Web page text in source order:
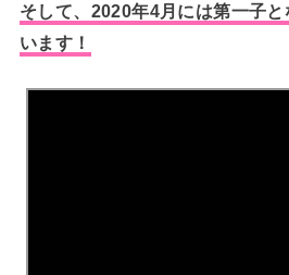
そして、2020年4月には第一子
います！